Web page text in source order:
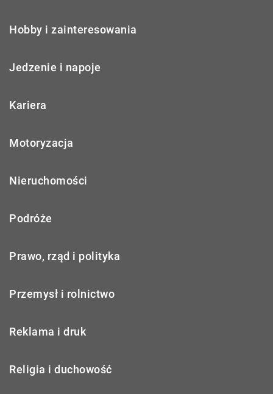
Hobby i zainteresowania
Jedzenie i napoje
Kariera
Motoryzacja
Nieruchomości
Podróże
Prawo, rząd i polityka
Przemysł i rolnictwo
Reklama i druk
Religia i duchowość